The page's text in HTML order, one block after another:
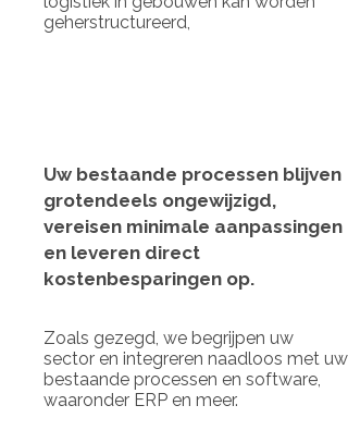
geherstructureerd,
Uw bestaande processen blijven
grotendeels ongewijzigd,
vereisen minimale aanpassingen
en leveren direct
kostenbesparingen op.
Zoals gezegd, we begrijpen uw
sector en integreren naadloos met uw
bestaande processen en software,
waaronder ERP en meer.